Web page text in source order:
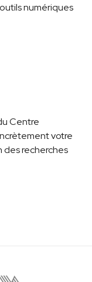
numériques
Centre
votre
des recherches